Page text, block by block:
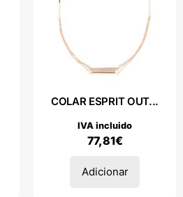
COLAR ESPRIT OUT...
77,81€
IVA incluido
Adicionar